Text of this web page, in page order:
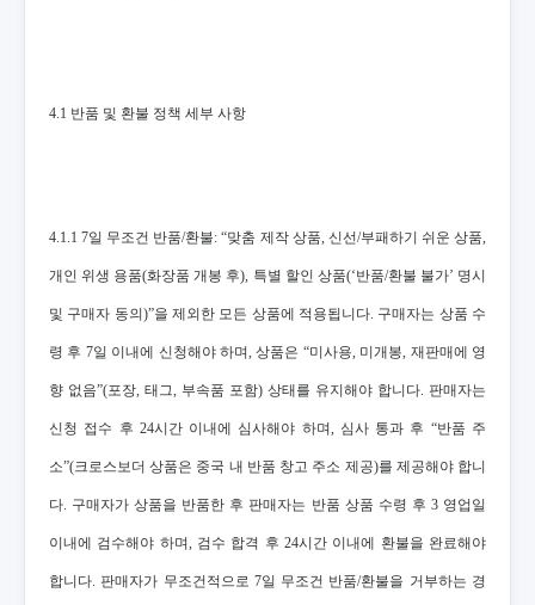
4.1 반품 및 환불 정책 세부 사항
4.1.1 7일 무조건 반품/환불: “맞춤 제작 상품, 신선/부패하기 쉬운 상품,
개인 위생 용품(화장품 개봉 후), 특별 할인 상품(‘반품/환불 불가’ 명시
및 구매자 동의)”을 제외한 모든 상품에 적용됩니다. 구매자는 상품 수
령 후 7일 이내에 신청해야 하며, 상품은 “미사용, 미개봉, 재판매에 영
향 없음”(포장, 태그, 부속품 포함) 상태를 유지해야 합니다. 판매자는
신청 접수 후 24시간 이내에 심사해야 하며, 심사 통과 후 “반품 주
소”(크로스보더 상품은 중국 내 반품 창고 주소 제공)를 제공해야 합니
다. 구매자가 상품을 반품한 후 판매자는 반품 상품 수령 후 3 영업일
이내에 검수해야 하며, 검수 합격 후 24시간 이내에 환불을 완료해야
합니다. 판매자가 무조건적으로 7일 무조건 반품/환불을 거부하는 경